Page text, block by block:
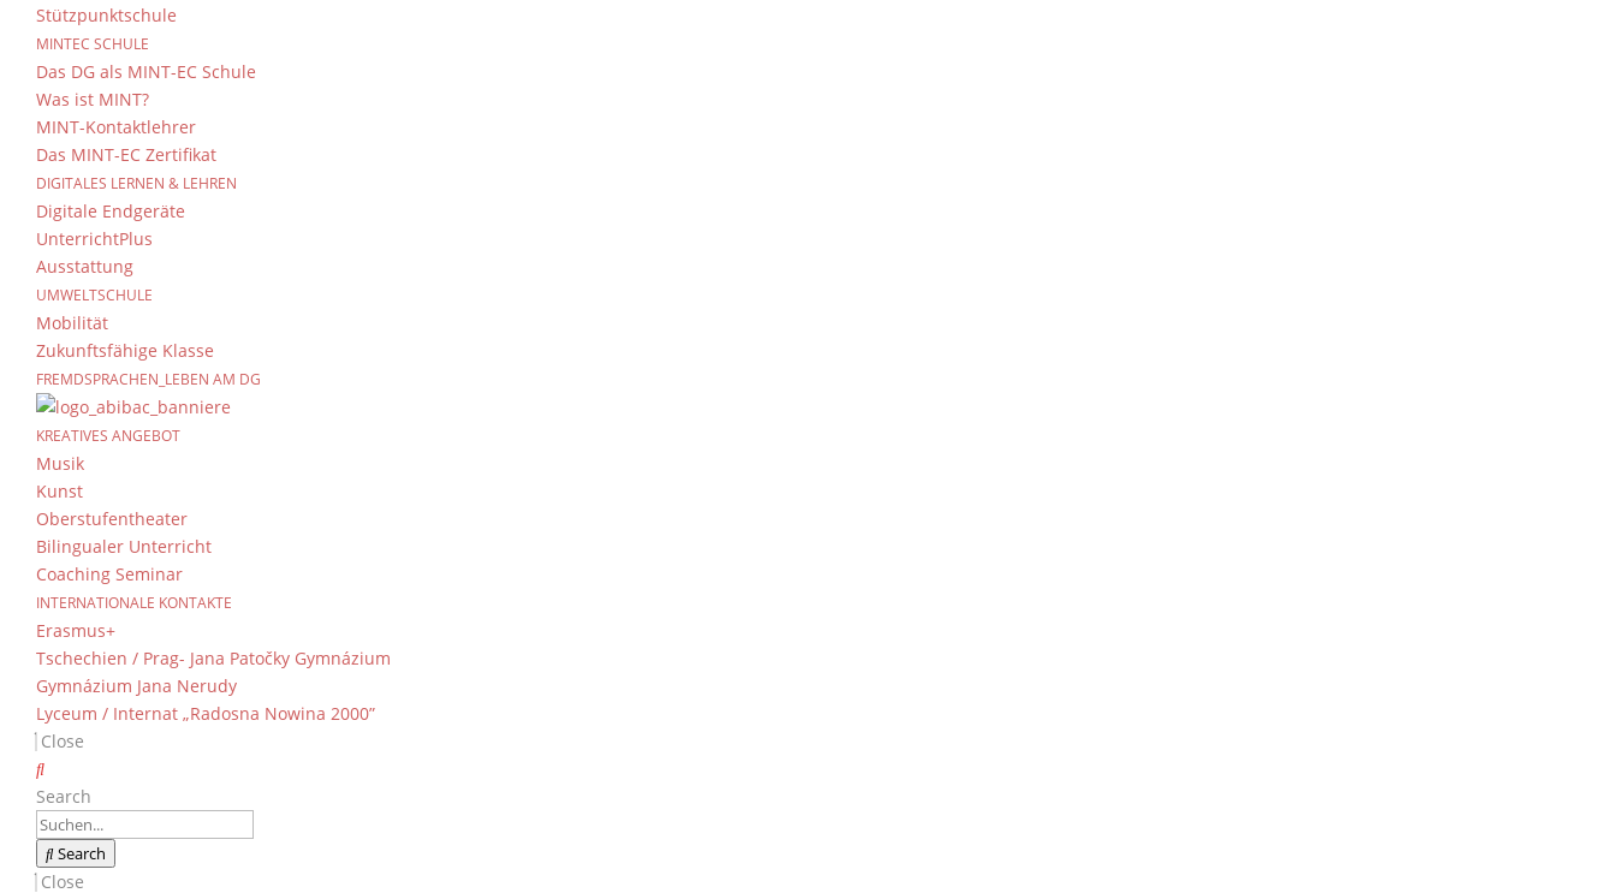
Stützpunktschule
MINTEC SCHULE
Das DG als MINT-EC Schule
Was ist MINT?
MINT-Kontaktlehrer
Das MINT-EC Zertifikat
DIGITALES LERNEN & LEHREN
Digitale Endgeräte
UnterrichtPlus
Ausstattung
UMWELTSCHULE
Mobilität
Zukunftsfähige Klasse
FREMDSPRACHEN_LEBEN AM DG
KREATIVES ANGEBOT
Musik
Kunst
Oberstufentheater
Bilingualer Unterricht
Coaching Seminar
INTERNATIONALE KONTAKTE
Erasmus+
Tschechien / Prag- Jana Patočky Gymnázium
Gymnázium Jana Nerudy
Lyceum / Internat „Radosna Nowina 2000”
Close
Search
Search
Close